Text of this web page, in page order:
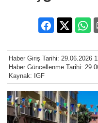
Haber Giriş Tarihi: 29.06.2026
Haber Güncellenme Tarihi:
Kaynak: IGF